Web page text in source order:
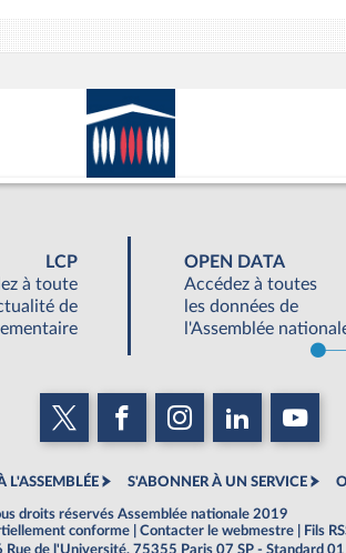
LCP
à toute
de
OPEN DATA
Accédez à toutes
les données de
l'Assemblée
L'ASSEMBLÉE S'ABONNER À UN SERVICE
droits réservés Assemblée nationale 2019
conforme Contacter le webmestre Fils
Rue de l'Université, 75355 Paris 07 SP - Standard